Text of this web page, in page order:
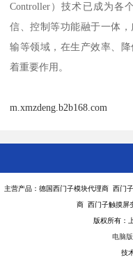
Controller）技术已成为各
信、控制等功能融于一体
输等领域，在生产效率、
着重要作用。
m.xmzdeng.b2b168.com
主营产品：德国西门子模块代理商 西门
商 西门子触摸屏
版权所有：
电脑版
技